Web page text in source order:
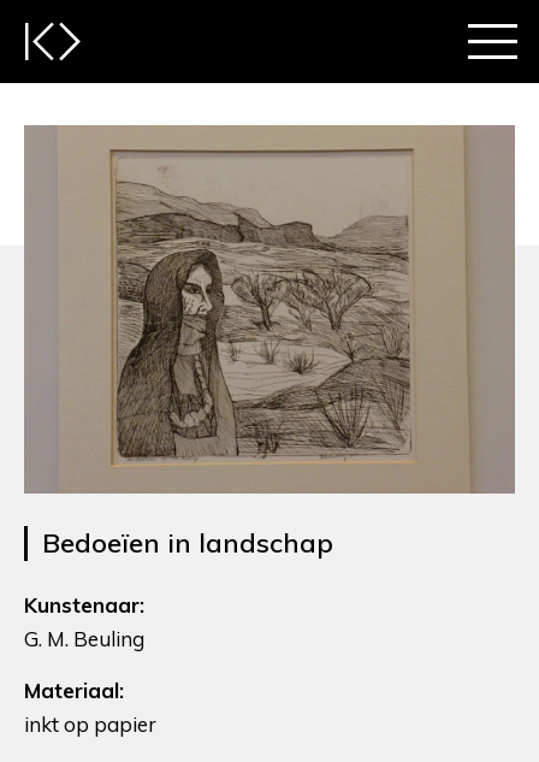
Bedoeïen in landschap
Kunstenaar:
G. M. Beuling
Materiaal:
inkt op papier